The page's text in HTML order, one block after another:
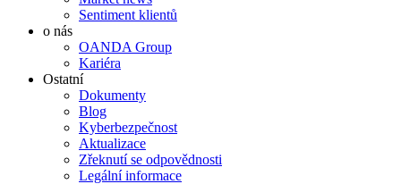
Sentiment klientů
o nás
OANDA Group
Kariéra
Ostatní
Dokumenty
Blog
Kyberbezpečnost
Aktualizace
Zřeknutí se odpovědnosti
Legální informace